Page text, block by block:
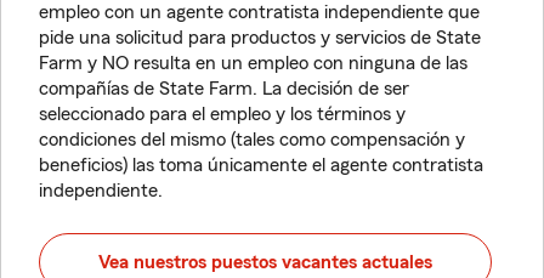
empleo con un agente contratista independiente que
pide una solicitud para productos y servicios de State
Farm y NO resulta en un empleo con ninguna de las
compañías de State Farm. La decisión de ser
seleccionado para el empleo y los términos y
condiciones del mismo (tales como compensación y
beneficios) las toma únicamente el agente contratista
independiente.
Vea nuestros puestos vacantes actuales